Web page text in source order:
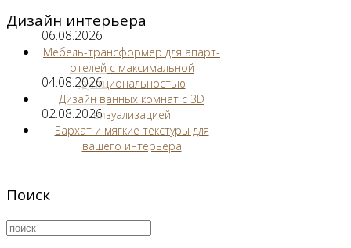
Дизайн интерьера
06.08.2026
Мебель-трансформер для апарт-
отелей с максимальной
функциональностью
04.08.2026
Дизайн ванных комнат с 3D
визуализацией
02.08.2026
Бархат и мягкие текстуры для
вашего интерьера
Поиск